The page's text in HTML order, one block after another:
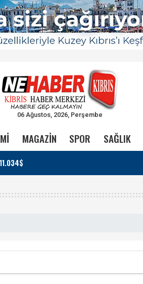
06 Ağustos, 2026, Perşembe
MAGAZİN SPOR SAĞLIK